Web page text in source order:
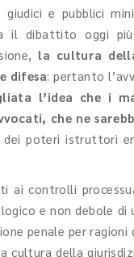
giudici e pubblici
il dibattito oggi
la cultura
difesa: pertanto
l’idea che i
che ne
poteri istruttori
ai controlli
e non debole di
penale per
cultura della